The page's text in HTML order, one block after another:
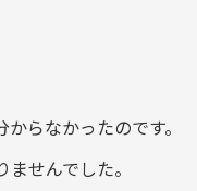
らなかったのです。
せんでした。